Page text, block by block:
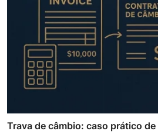
Trava de câmbio: caso prático